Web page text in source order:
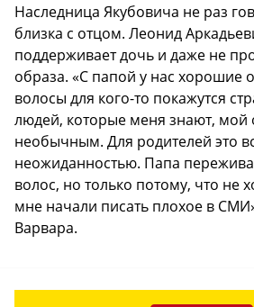
Наследница Якубовича не раз
близка с отцом. Леонид
поддерживает дочь и даже не
образа. «С папой у нас хорошие
волосы для кого-то покажутся
людей, которые меня знают, мой
необычным. Для родителей это
неожиданностью. Папа
волос, но только потому, что не
мне начали писать плохое в
Варвара.